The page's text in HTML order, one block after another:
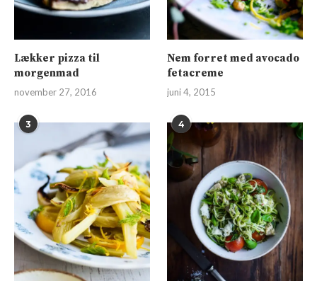
Lækker pizza til
morgenmad
november 27, 2016
Nem forret med avocado
fetacreme
juni 4, 2015
3 4